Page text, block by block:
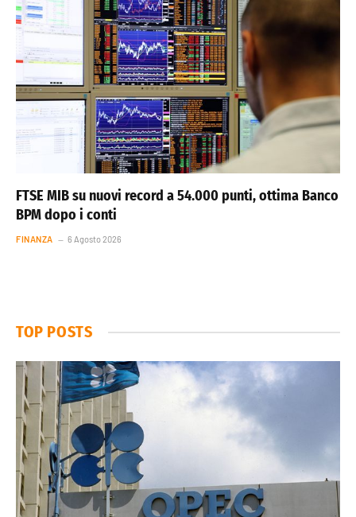
FTSE MIB su nuovi record a 54.000 punti, ottima Banco
BPM dopo i conti
FINANZA 6 Agosto 2026
TOP POSTS